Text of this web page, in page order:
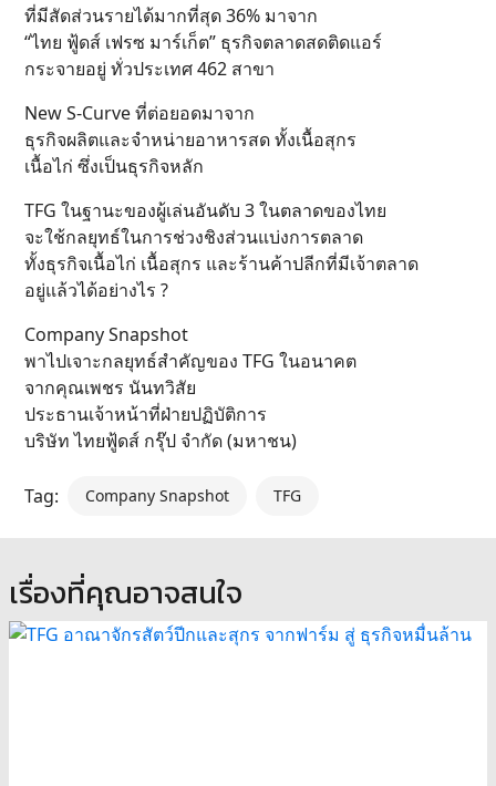
ที่มีสัดส่วนรายได้มากที่สุด 36% มาจาก
“ไทย ฟู้ดส์ เฟรซ มาร์เก็ต” ธุรกิจตลาดสดติดแอร์
กระจายอยู่ ทั่วประเทศ 462 สาขา
New S-Curve ที่ต่อยอดมาจาก
ธุรกิจผลิตและจำหน่ายอาหารสด ทั้งเนื้อสุกร
เนื้อไก่ ซึ่งเป็นธุรกิจหลัก
TFG ในฐานะของผู้เล่นอันดับ 3 ในตลาดของไทย
จะใช้กลยุทธ์ในการช่วงชิงส่วนแบ่งการตลาด
ทั้งธุรกิจเนื้อไก่ เนื้อสุกร และร้านค้าปลีกที่มีเจ้าตลาด
อยู่แล้วได้อย่างไร ?
Company Snapshot
พาไปเจาะกลยุทธ์สำคัญของ TFG ในอนาคต
จากคุณเพชร นันทวิสัย
ประธานเจ้าหน้าที่ฝ่ายปฏิบัติการ
บริษัท ไทยฟู้ดส์ กรุ๊ป จำกัด (มหาชน)
Tag: Company Snapshot TFG
เรื่องที่คุณอาจสนใจ